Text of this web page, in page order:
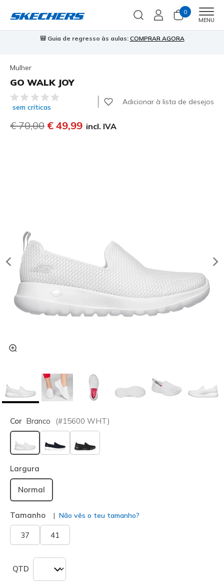
0
MENU
🎒 Guia de regresso às aulas: COMPRAR AGORA
Mulher
GO WALK JOY
3$3 de 5 – Classificação do cliente
sem críticas
Adicionar à lista de desejos
Preço com desconto de
€ 70,00 para
€ 49,99 incl. IVA
Cor Branco (#15600 WHT)
selecionado
Largura
Normal
Tamanho Não vês o teu tamanho?
37 41
QTD